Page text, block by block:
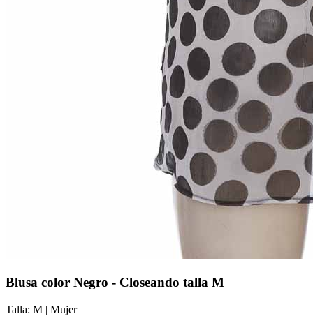
Blusa color Negro - Closeando talla M
Talla: M | Mujer